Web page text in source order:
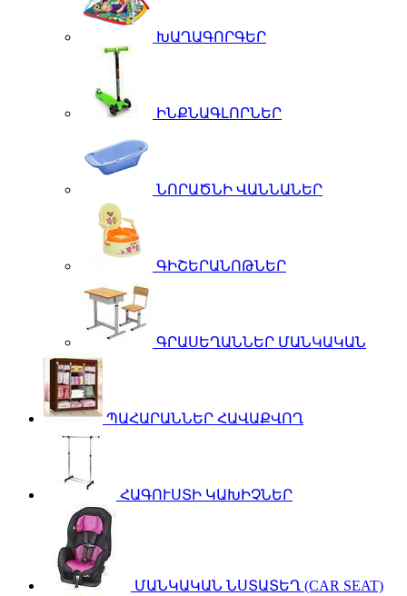
ԽԱՂԱԳՈՐԳԵՐ
ԻՆՔՆԱԳԼՈՐՆԵՐ
ՆՈՐԱԾՆԻ ՎԱՆՆԱՆԵՐ
ԳԻՇԵՐԱՆՈԹՆԵՐ
ԳՐԱՍԵՂԱՆՆԵՐ ՄԱՆԿԱԿԱՆ
ՊԱՀԱՐԱՆՆԵՐ ՀԱՎԱՔՎՈՂ
ՀԱԳՈՒՍՏԻ ԿԱԽԻՉՆԵՐ
ՄԱՆԿԱԿԱՆ ՆՍՏԱՏԵՂ (CAR SEAT)